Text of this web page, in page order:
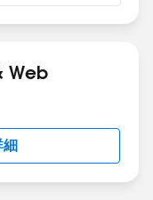
Web
細